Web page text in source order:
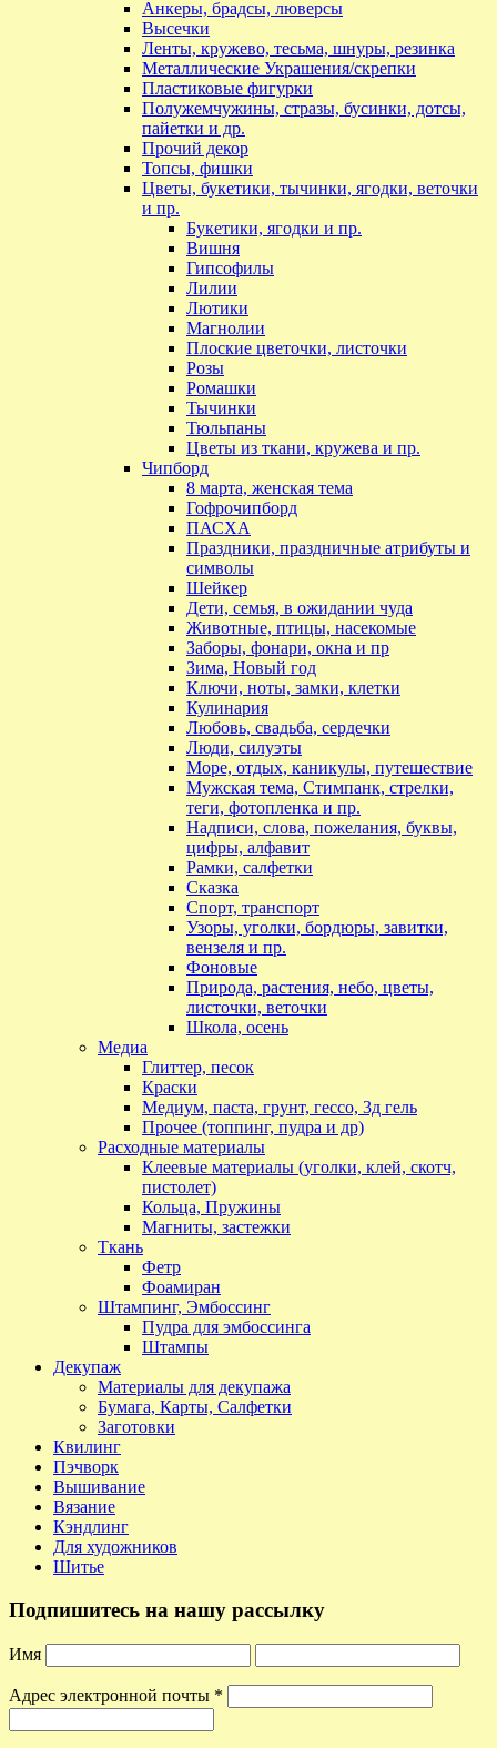
Анкеры, брадсы, люверсы
Высечки
Ленты, кружево, тесьма, шнуры, резинка
Металлические Украшения/скрепки
Пластиковые фигурки
Полужемчужины, стразы, бусинки, дотсы,
пайетки и др.
Прочий декор
Топсы, фишки
Цветы, букетики, тычинки, ягодки, веточки
и пр.
Букетики, ягодки и пр.
Вишня
Гипсофилы
Лилии
Лютики
Магнолии
Плоские цветочки, листочки
Розы
Ромашки
Тычинки
Тюльпаны
Цветы из ткани, кружева и пр.
Чипборд
8 марта, женская тема
Гофрочипборд
ПАСХА
Праздники, праздничные атрибуты и
символы
Шейкер
Дети, семья, в ожидании чуда
Животные, птицы, насекомые
Заборы, фонари, окна и пр
Зима, Новый год
Ключи, ноты, замки, клетки
Кулинария
Любовь, свадьба, сердечки
Люди, силуэты
Море, отдых, каникулы, путешествие
Мужская тема, Стимпанк, стрелки,
теги, фотопленка и пр.
Надписи, слова, пожелания, буквы,
цифры, алфавит
Рамки, салфетки
Сказка
Спорт, транспорт
Узоры, уголки, бордюры, завитки,
вензеля и пр.
Фоновые
Природа, растения, небо, цветы,
листочки, веточки
Школа, осень
Медиа
Глиттер, песок
Краски
Медиум, паста, грунт, гессо, 3д гель
Прочее (топпинг, пудра и др)
Расходные материалы
Клеевые материалы (уголки, клей, скотч,
пистолет)
Кольца, Пружины
Магниты, застежки
Ткань
Фетр
Фоамиран
Штампинг, Эмбоссинг
Пудра для эмбоссинга
Штампы
Декупаж
Материалы для декупажа
Бумага, Карты, Салфетки
Заготовки
Квилинг
Пэчворк
Вышивание
Вязание
Кэндлинг
Для художников
Шитье
Подпишитесь на нашу рассылку
Имя
Адрес электронной почты *